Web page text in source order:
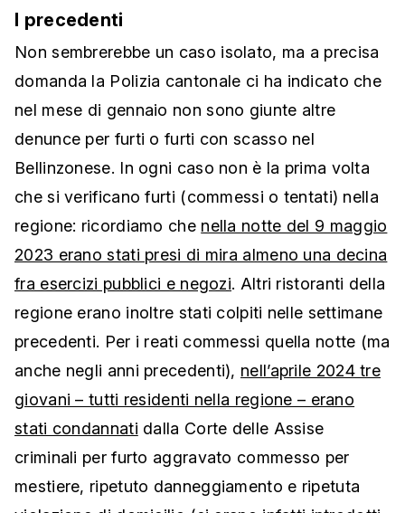
I precedenti
Non sembrerebbe un caso isolato, ma a precisa
domanda la Polizia cantonale ci ha indicato che
nel mese di gennaio non sono giunte altre
denunce per furti o furti con scasso nel
Bellinzonese. In ogni caso non è la prima volta
che si verificano furti (commessi o tentati) nella
regione: ricordiamo che nella notte del 9 maggio
2023 erano stati presi di mira almeno una decina
fra esercizi pubblici e negozi. Altri ristoranti della
regione erano inoltre stati colpiti nelle settimane
precedenti. Per i reati commessi quella notte (ma
anche negli anni precedenti), nell’aprile 2024 tre
giovani – tutti residenti nella regione – erano
stati condannati dalla Corte delle Assise
criminali per furto aggravato commesso per
mestiere, ripetuto danneggiamento e ripetuta